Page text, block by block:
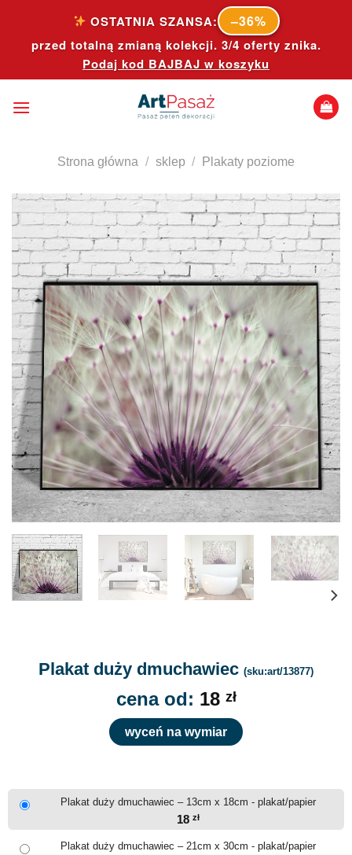
content
OSTATNIA SZANSA: –36%
przed totalną zmianą kolekcji. 3/4 oferty znika.
Podaj kod BAJBAJ w koszyku
Strona główna / sklep / Plakaty poziome
Plakat duży dmuchawiec (sku:art/13877)
cena od: 18 zł
wyceń na wymiar
Plakat duży dmuchawiec – 13cm x 18cm - plakat/papier
18 zł
Plakat duży dmuchawiec – 21cm x 30cm - plakat/papier